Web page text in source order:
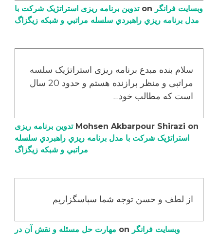
وبسایت فرانگر
تدوین برنامه ریزی استراتژیک شرکت با
مدل برنامه ریزي راهبردي سلسله مراتبي و شبکه زیگزاگ
سلام بنده مبدع برنامه ریزی استراتژیک سلسه
مراتبی و منظر برازنده هستم و حدود 20 سال
است که مطالب خود…
Mohsen Akbarpour Shirazi on
تدوین برنامه ریزی
استراتژیک شرکت با مدل برنامه ریزي راهبردي سلسله
مراتبي و شبکه زیگزاگ
از لطف و حسن توجه شما سپاسگزاریم
وبسایت فرانگر
مهارت حل مسئله و نقش آن در